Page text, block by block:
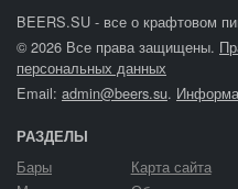
BEERS.SU - все о крафтовом
© 2026 Все права защищены.
персональных данных
Email: admin@beers.su.
РАЗДЕЛЫ
Бары
Карта сайта